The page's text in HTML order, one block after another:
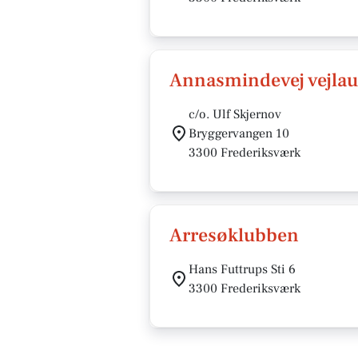
Annasmindevej
c/o. Ulf Skjernov
Bryggervangen 10
3300 Frederiksværk
Arresøklubben
Hans Futtrups Sti 6
3300 Frederiksværk